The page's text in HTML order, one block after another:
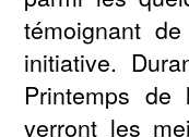
témoignant
initiative.
Printemps de
verront les